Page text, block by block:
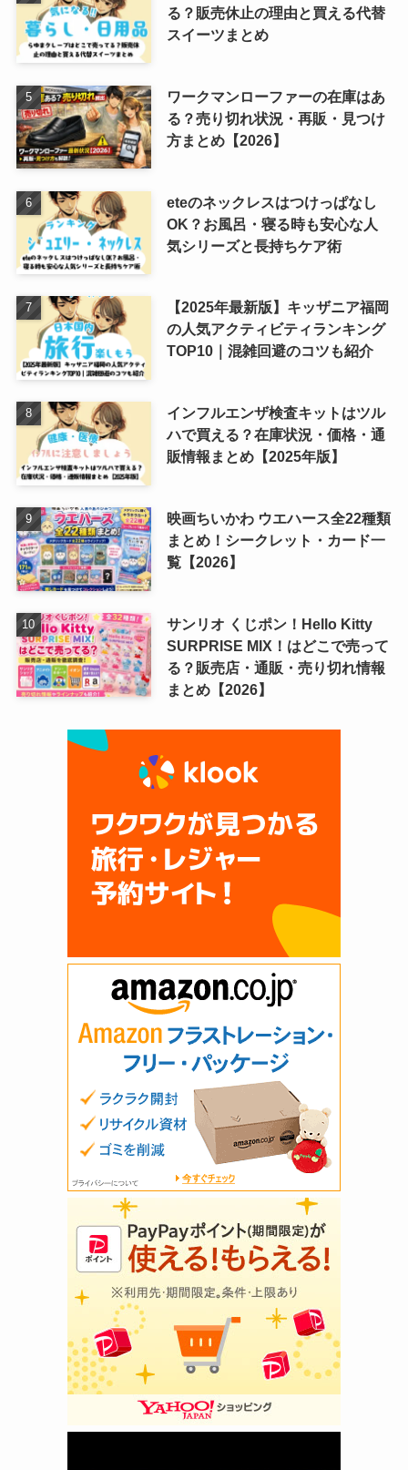
る？販売休止の理由と買える代替
スイーツまとめ
ワークマンローファーの在庫はあ
る？売り切れ状況・再販・見つけ
方まとめ【2026】
eteのネックレスはつけっぱなし
OK？お風呂・寝る時も安心な人
気シリーズと長持ちケア術
【2025年最新版】キッザニア福岡
の人気アクティビティランキング
TOP10｜混雑回避のコツも紹介
インフルエンザ検査キットはツル
ハで買える？在庫状況・価格・通
販情報まとめ【2025年版】
映画ちいかわ ウエハース全22種類
まとめ！シークレット・カード一
覧【2026】
サンリオ くじポン！Hello Kitty
SURPRISE MIX！はどこで売って
る？販売店・通販・売り切れ情報
まとめ【2026】